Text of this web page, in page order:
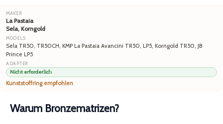
La Pastaia
Sela, Korngold
Sela TR50, TR50CH, KMP La Pastaia Avancini TR50, LP5, Korngold TR50, JB
Prince LP5
Nicht erforderlich
Kunststoffring empfohlen
Warum Bronzematrizen?